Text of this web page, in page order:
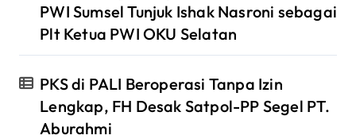
PWI Sumsel Tunjuk Ishak Nasroni sebagai
Plt Ketua PWI OKU Selatan
PKS di PALI Beroperasi Tanpa Izin
Lengkap, FH Desak Satpol-PP Segel PT.
Aburahmi